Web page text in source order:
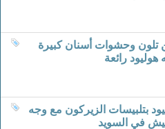
تلون وحشوات أسنان كبيرة
رائعة
بتلبيسات الزيركون مع وجه
في السويد